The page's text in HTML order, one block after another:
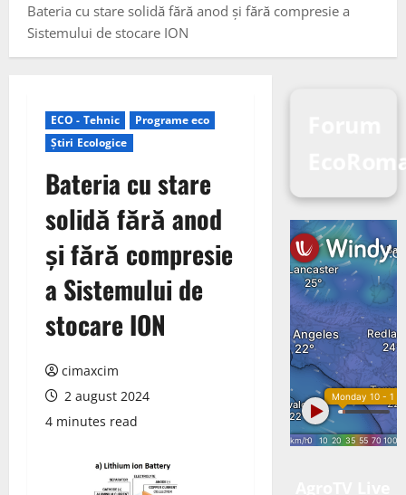
Bateria cu stare solidă fără anod și fără compresie a
Sistemului de stocare ION
ECO - Tehnic
Programe eco
Știri Ecologice
Bateria cu stare
solidă fără anod
și fără compresie
a Sistemului de
stocare ION
cimaxcim
2 august 2024
4 minutes read